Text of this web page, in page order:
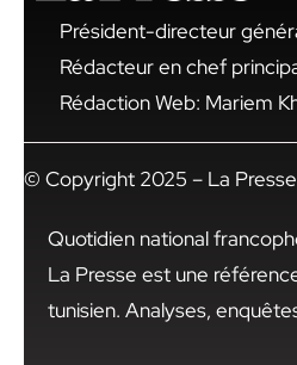
Président-directeur
Rédacteur en chef
Rédaction Web: Mariem
© Copyright 2025 – La
Quotidien national
La Presse est une
tunisien. Analyses,